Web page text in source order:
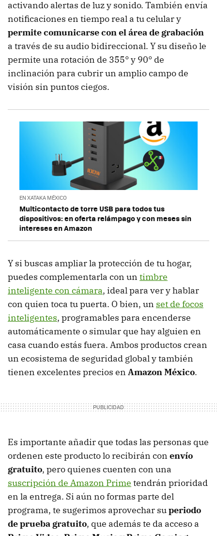
activando alertas de luz y sonido. También envía
notificaciones en tiempo real a tu celular y
permite comunicarse con el área de grabación
a través de su audio bidireccional. Y su diseño le
permite una rotación de 355° y 90° de
inclinación para cubrir un amplio campo de
visión sin puntos ciegos.
EN XATAKA MÉXICO
Multicontacto de torre USB para todos tus
dispositivos: en oferta relámpago y con meses sin
intereses en Amazon
Y si buscas ampliar la protección de tu hogar,
puedes complementarla con un timbre
inteligente con cámara, ideal para ver y hablar
con quien toca tu puerta. O bien, un set de focos
inteligentes, programables para encenderse
automáticamente o simular que hay alguien en
casa cuando estás fuera. Ambos productos crean
un ecosistema de seguridad global y también
tienen excelentes precios en Amazon México.
Es importante añadir que todas las personas que
ordenen este producto lo recibirán con envío
gratuito, pero quienes cuenten con una
suscripción de Amazon Prime tendrán prioridad
en la entrega. Si aún no formas parte del
programa, te sugerimos aprovechar superiodo
de prueba gratuito, que además te da acceso a